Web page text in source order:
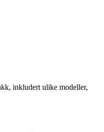
inkludert ulike modeller,